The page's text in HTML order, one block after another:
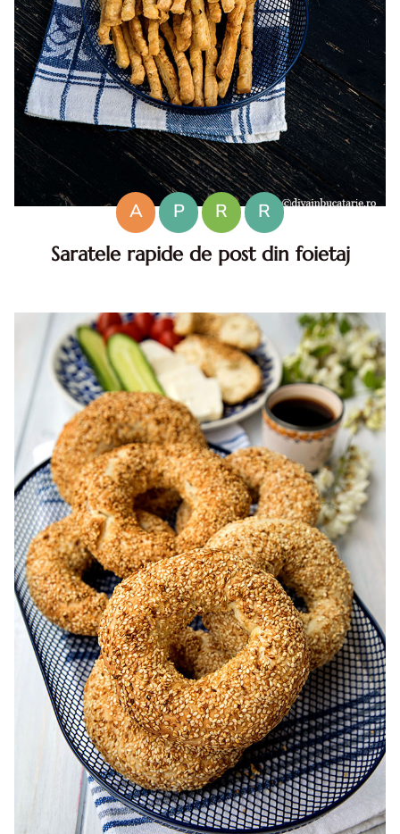
A P R
R
Saratele rapide de post din foietaj
Saratele rapide de post reteta diva